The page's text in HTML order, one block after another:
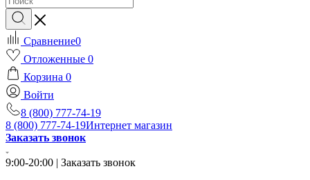
Сравнение0
Отложенные 0
Корзина 0
Войти
8 (800) 777-74-19
8 (800) 777-74-19Интернет магазин
Заказать звонок
9:00-20:00 | Заказать звонок